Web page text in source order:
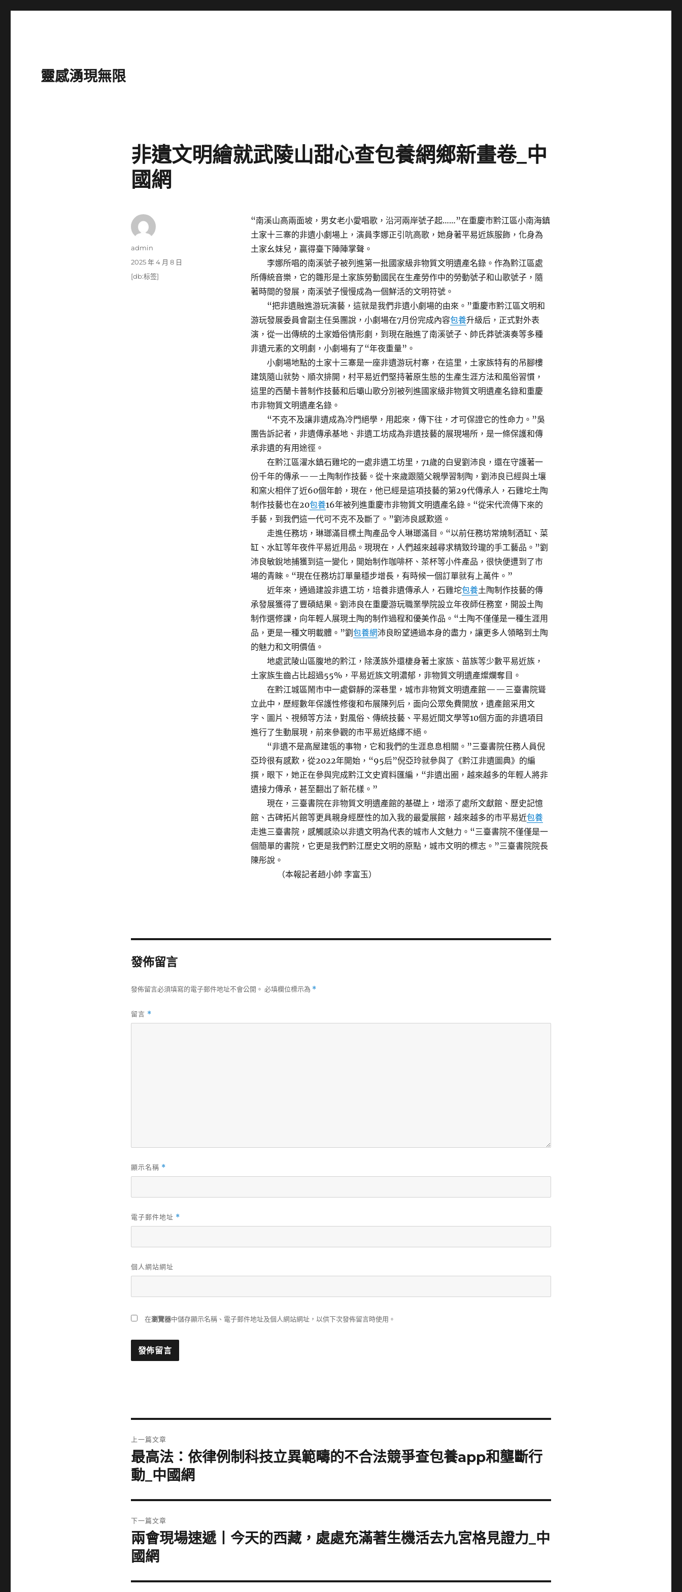
靈感湧現無限
非遺文明繪就武陵山甜心查包養網鄉新畫卷_中
國網
“南溪山高兩面坡，男女老小愛唱歌，沿河兩岸號子起……”在重慶市黔江區小南海鎮
土家十三寨的非遺小劇場上，演員李娜正引吭高歌，她身著平易近族服飾，化身為
土家幺妹兒，贏得臺下陣陣掌聲。
李娜所唱的南溪號子被列進第一批國家級非物質文明遺產名錄。作為黔江區處
所傳統音樂，它的雛形是土家族勞動國民在生產勞作中的勞動號子和山歌號子，隨
著時間的發展，南溪號子慢慢成為一個鮮活的文明符號。
“把非遺融進游玩演藝，這就是我們非遺小劇場的由來。”重慶市黔江區文明和
游玩發展委員會副主任吳團說，小劇場在7月份完成內容包養升級后，正式對外表
演，從一出傳統的土家婚俗情形劇，到現在融進了南溪號子、帥氏莽號演奏等多種
非遺元素的文明劇，小劇場有了“年夜重量”。
小劇場地點的土家十三寨是一座非遺游玩村寨，在這里，土家族特有的吊腳樓
建筑隨山就勢、順次排開，村平易近們堅持著原生態的生產生涯方法和風俗習慣，
這里的西蘭卡普制作技藝和后壩山歌分別被列進國家級非物質文明遺產名錄和重慶
市非物質文明遺產名錄。
“不克不及讓非遺成為冷門絕學，用起來，傳下往，才可保證它的性命力。”吳
團告訴記者，非遺傳承基地、非遺工坊成為非遺技藝的展現場所，是一條保護和傳
承非遺的有用途徑。
在黔江區濯水鎮石雞坨的一處非遺工坊里，71歲的白叟劉沛良，還在守護著一
份千年的傳承——土陶制作技藝。從十來歲跟隨父親學習制陶，劉沛良已經與土壤
和窯火相伴了近60個年齡，現在，他已經是這項技藝的第29代傳承人，石雞坨土陶
制作技藝也在20包養16年被列進重慶市非物質文明遺產名錄。“從宋代流傳下來的
手藝，到我們這一代可不克不及斷了。”劉沛良感歎道。
走進任務坊，琳瑯滿目標土陶產品令人琳瑯滿目。“以前任務坊常燒制酒缸、菜
缸、水缸等年夜件平易近用品。現現在，人們越來越尋求精致玲瓏的手工藝品。”劉
沛良敏銳地捕獲到這一變化，開始制作咖啡杯、茶杯等小件產品，很快便遭到了市
場的青睞。“現在任務坊訂單量穩步增長，有時候一個訂單就有上萬件。”
近年來，通過建設非遺工坊，培養非遺傳承人，石雞坨包養土陶制作技藝的傳
承發展獲得了豐碩結果。劉沛良在重慶游玩職業學院設立年夜師任務室，開設土陶
制作選修課，向年輕人展現土陶的制作過程和優美作品。“土陶不僅僅是一種生涯用
品，更是一種文明載體。”劉包養網沛良盼望通過本身的盡力，讓更多人領略到土陶
的魅力和文明價值。
地處武陵山區腹地的黔江，除漢族外還棲身著土家族、苗族等少數平易近族，
土家族生齒占比超過55%，平易近族文明濃郁，非物質文明遺產燦爛奪目。
在黔江城區鬧市中一處僻靜的深巷里，城市非物質文明遺產館——三臺書院聳
立此中，歷經數年保護性修復和布展陳列后，面向公眾免費開放，遺產館采用文
字、圖片、視頻等方法，對風俗、傳統技藝、平易近間文學等10個方面的非遺項目
進行了生動展現，前來參觀的市平易近絡繹不絕。
“非遺不是高屋建瓴的事物，它和我們的生涯息息相關。”三臺書院任務人員倪
亞玲很有感歎，從2022年開始，“95后”倪亞玲就參與了《黔江非遺圖典》的編
撰，眼下，她正在參與完成黔江文史資料匯編，“非遺出圈，越來越多的年輕人將非
遺接力傳承，甚至翻出了新花樣。”
現在，三臺書院在非物質文明遺產館的基礎上，增添了處所文獻館、歷史記憶
館、古碑拓片館等更具親身經歷性的加入我的最愛展館，越來越多的市平易近包養
走進三臺書院，感觸感染以非遺文明為代表的城市人文魅力。“三臺書院不僅僅是一
個簡單的書院，它更是我們黔江歷史文明的原點，城市文明的標志。”三臺書院院長
陳彤說。
（本報記者趙小帥 李富玉）
作
admin
發
佈
日
2025 年 4 月 8 日
標
[db:标签]
發佈留言
發佈留言必須填寫的電子郵件地址不會公開。 必填欄位標示為 *
留言 *
顯示名稱 *
電子郵件地址 *
個人網站網址
在瀏覽器中儲存顯示名稱、電子郵件地址及個人網站網址，以供下次發佈留言時使用。
章
導
上一篇文章
上
一
篇
文
最高法：依律例制科技立異範疇的不合法競爭查包養app和壟斷行
動_中國網
下一篇文章
下
一
篇
文
兩會現場速遞丨今天的西藏，處處充滿著生機活去九宮格見證力_中
國網